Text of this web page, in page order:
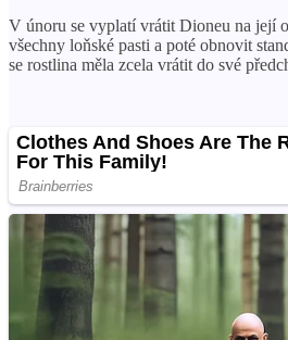
V únoru se vyplatí vrátit Dioneu na její
všechny loňské pasti a poté obnovit
se rostlina měla zcela vrátit do své